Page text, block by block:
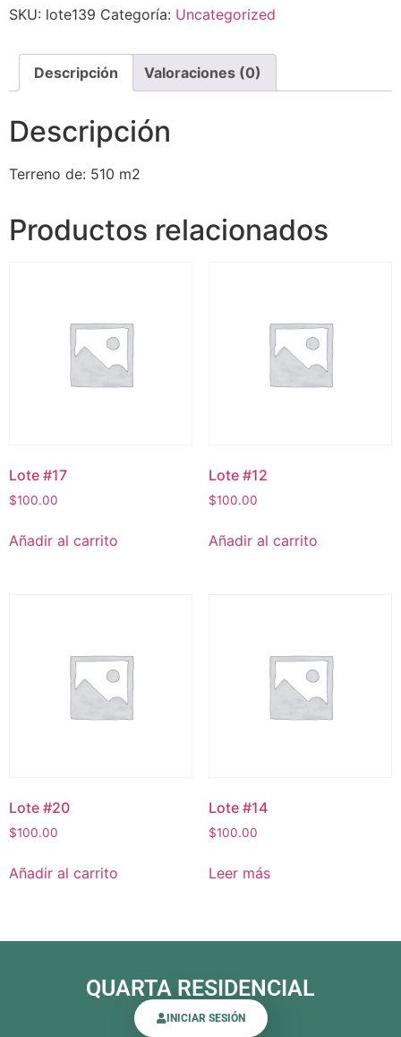
SKU: lote139 Categoría: Uncategorized
Descripción Valoraciones (0)
Descripción
Terreno de: 510 m2
Productos relacionados
Lote #17
$100.00
Añadir al carrito
Lote #12
$100.00
Añadir al carrito
Lote #20
$100.00
Añadir al carrito
Lote #14
$100.00
Leer más
QUARTA RESIDENCIAL
INICIAR SESIÓN